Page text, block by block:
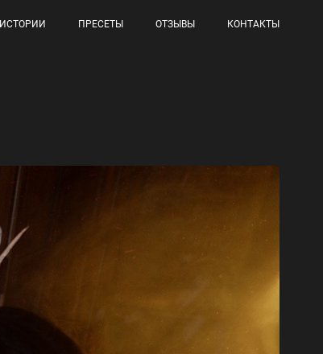
ИСТОРИИ ПРЕСЕТЫ ОТЗЫВЫ КОНТАКТЫ